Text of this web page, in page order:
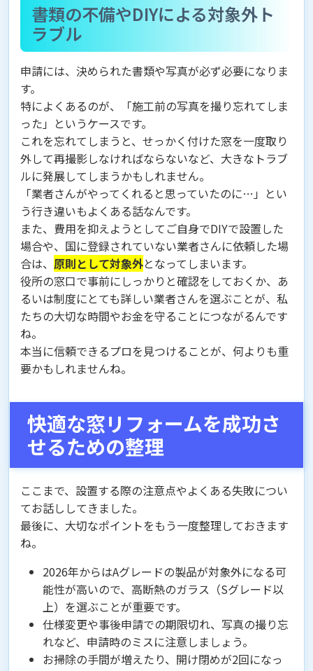
書類の不備やDIYによる対象外ト
ラブル
申請には、決められた書類や写真が必ず必要になりま
す。
特によくあるのが、「施工前の写真を撮り忘れてしま
った」というケースです。
これを忘れてしまうと、せっかく付けた窓を一度取り
外して再撮影しなければならないなど、大きなトラブ
ルに発展してしまうかもしれません。
「業者さんがやってくれると思っていたのに…」とい
う行き違いもよくある話なんです。
また、費用を抑えようとしてご自身でDIYで設置した
場合や、国に登録されていない業者さんに依頼した場
合は、 原則として対象外となってしまいます。
役所の窓口で事前にしっかりと確認をしておくか、あ
るいは制度にとても詳しい業者さんを選ぶことが、私
たちの大切な時間やお金を守ることにつながるんです
ね。
本当に信頼できるプロを見つけることが、何よりも重
要かもしれませんね。
快適な窓リフォームを成功さ
せるための整理
ここまで、設置する際の注意点やよくある失敗につい
てお話ししてきました。
最後に、大切なポイントをもう一度整理しておきます
ね。
2026年からはAグレードの製品が対象外になる可
能性が高いので、高断熱のガラス（Sグレード以
上）を選ぶことが重要です。
仕様変更や事後申請での期限切れ、写真の撮り忘
れなど、申請時のミスに注意しましょう。
お掃除の手間が増えたり、開け閉めが2回になっ